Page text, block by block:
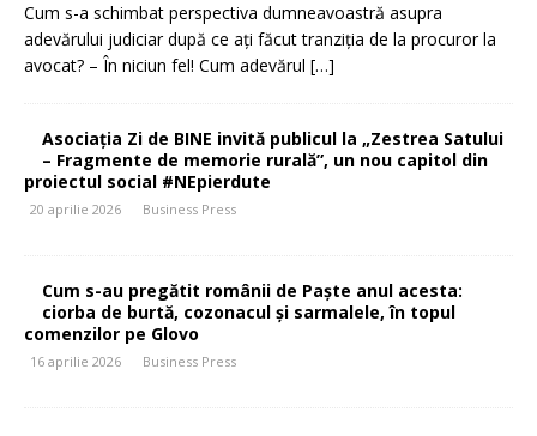
Cum s-a schimbat perspectiva dumneavoastră asupra
adevărului judiciar după ce ați făcut tranziția de la procuror la
avocat? – În niciun fel! Cum adevărul […]
Asociația Zi de BINE invită publicul la „Zestrea Satului
– Fragmente de memorie rurală”, un nou capitol din
proiectul social #NEpierdute
20 aprilie 2026 Business Press
Cum s-au pregătit românii de Paște anul acesta:
ciorba de burtă, cozonacul și sarmalele, în topul
comenzilor pe Glovo
16 aprilie 2026 Business Press